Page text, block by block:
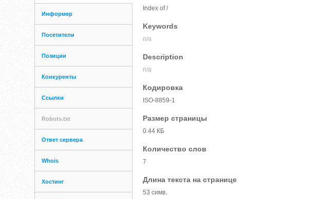
Информер
Посетители
Позиции
Конкуренты
Ссылки
Robots.txt
Ответ сервера
Whois
Хостинг
Index of /
Keywords
n/a
Description
n/a
Кодировка
ISO-8859-1
Размер страницы
0.44 КБ
Количество слов
7
Длина текста на странице
53 симв.